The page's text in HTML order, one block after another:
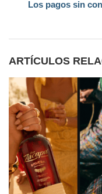
Los pagos sin
ARTÍCULOS